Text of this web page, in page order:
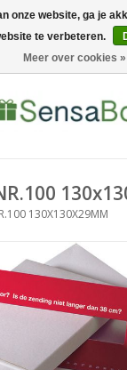
06-22022900
130X130X29MM
onze website, ga je
te verbeteren.
Meer over cookies »